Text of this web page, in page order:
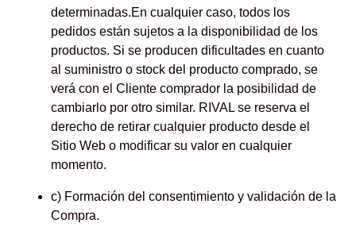
determinadas.En cualquier caso, todos los
pedidos están sujetos a la disponibilidad de los
productos. Si se producen dificultades en cuanto
al suministro o stock del producto comprado, se
verá con el Cliente comprador la posibilidad de
cambiarlo por otro similar. RIVAL se reserva el
derecho de retirar cualquier producto desde el
Sitio Web o modificar su valor en cualquier
momento.
c) Formación del consentimiento y validación de la
Compra.